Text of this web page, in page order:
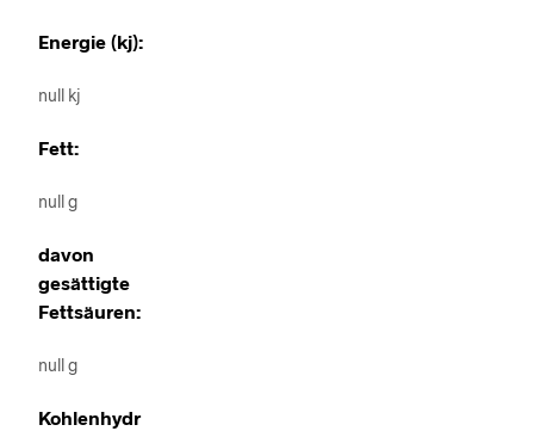
Energie (kj):
null kj
Fett:
null g
davon
gesättigte
Fettsäuren:
null g
Kohlenhydr